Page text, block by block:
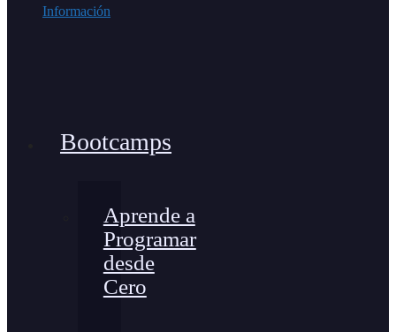
Información
Bootcamps
Aprende a
Programar
desde
Cero